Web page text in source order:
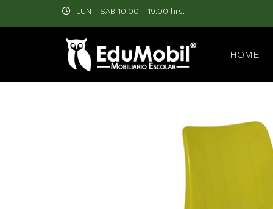
LUN - SAB 10:00 - 19:00 hrs.
HOME